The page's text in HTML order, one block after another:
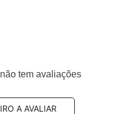
tem avaliações
A AVALIAR